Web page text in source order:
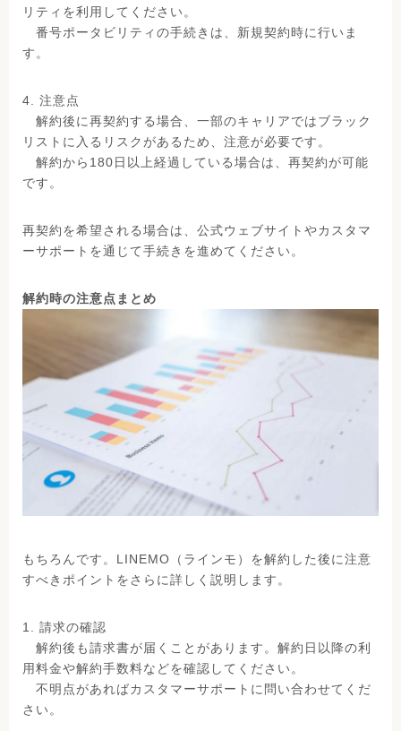
リティを利用してください。
番号ポータビリティの手続きは、新規契約時に行いま
す。
4. 注意点
解約後に再契約する場合、一部のキャリアではブラック
リストに入るリスクがあるため、注意が必要です。
解約から180日以上経過している場合は、再契約が可能
です。
再契約を希望される場合は、公式ウェブサイトやカスタマ
ーサポートを通じて手続きを進めてください。
解約時の注意点まとめ
もちろんです。LINEMO（ラインモ）を解約した後に注意
すべきポイントをさらに詳しく説明します。
1. 請求の確認
解約後も請求書が届くことがあります。解約日以降の利
用料金や解約手数料などを確認してください。
不明点があればカスタマーサポートに問い合わせてくだ
さい。